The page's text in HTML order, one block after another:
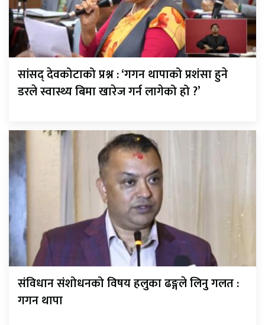
सांसद् देवकोटाको प्रश्न : ‘गगन थापाको प्रशंसा हुने
डरले स्वास्थ्य बिमा खारेज गर्न लागेको हो ?’
संविधान संशोधनको विषय हलुका ढङ्गले लिनु गलत :
गगन थापा